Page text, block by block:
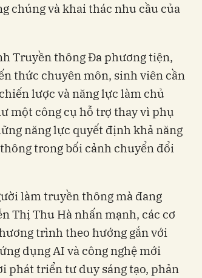
chúng và khai thác nhu cầu của
Truyền thông Đa phương tiện,
thức chuyên môn, sinh viên cần
lược và năng lực làm chủ
một công cụ hỗ trợ thay vì phụ
năng lực quyết định khả năng
trong bối cảnh chuyển đổi
làm truyền thông mà đang
Thị Thu Hà nhấn mạnh, các cơ
trình theo hướng gắn với
dụng AI và công nghệ mới
phát triển tư duy sáng tạo, phản